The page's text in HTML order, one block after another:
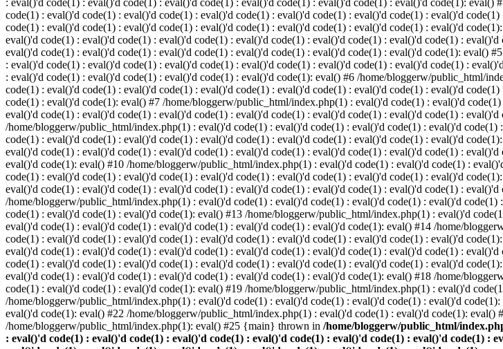
: eval()'d code(1) : eval()'d code(1) : eval()'d code(1) : eval()'d code(1) : eval()'d code(1) : eval()'d code(1):
code(1) : eval()'d code(1) : eval()'d code(1) : eval()'d code(1) : eval()'d code(1) : eval()'d code(1) : eval()'d
code(1) : eval()'d code(1) : eval()'d code(1) : eval()'d code(1) : eval()'d code(1) : eval()'d code(1) : eval()'d
eval()'d code(1) : eval()'d code(1) : eval()'d code(1) : eval()'d code(1) : eval()'d code(1) : eval()'d code(1) :
eval()'d code(1) : eval()'d code(1) : eval()'d code(1) : eval()'d code(1) : eval()'d code(1) : eval()'d code(1): eval()
: eval()'d code(1) : eval()'d code(1) : eval()'d code(1) : eval()'d code(1) : eval()'d code(1) : eval()'d code(1) :
: eval()'d code(1) : eval()'d code(1) : eval()'d code(1) : eval()'d code(1): eval() #6 /home/bloggerw/public_html/
code(1) : eval()'d code(1) : eval()'d code(1) : eval()'d code(1) : eval()'d code(1) : eval()'d code(1) : eval()'d
code(1) : eval()'d code(1): eval() #7 /home/bloggerw/public_html/index.php(1) : eval()'d code(1) : eval()'d
eval()'d code(1) : eval()'d code(1) : eval()'d code(1) : eval()'d code(1) : eval()'d code(1) : eval()'d code(1) :
/home/bloggerw/public_html/index.php(1) : eval()'d code(1) : eval()'d code(1) : eval()'d code(1) : eval()'d
code(1) : eval()'d code(1) : eval()'d code(1) : eval()'d code(1) : eval()'d code(1) : eval()'d code(1) : eval()'d
eval()'d code(1) : eval()'d code(1) : eval()'d code(1) : eval()'d code(1) : eval()'d code(1) : eval()'d code(1) :
eval()'d code(1): eval() #10 /home/bloggerw/public_html/index.php(1) : eval()'d code(1) : eval()'d code(1) :
code(1) : eval()'d code(1) : eval()'d code(1) : eval()'d code(1) : eval()'d code(1) : eval()'d code(1) : eval()'d
eval()'d code(1) : eval()'d code(1) : eval()'d code(1) : eval()'d code(1) : eval()'d code(1) : eval()'d code(1) :
/home/bloggerw/public_html/index.php(1) : eval()'d code(1) : eval()'d code(1) : eval()'d code(1) : eval()'d
code(1) : eval()'d code(1) : eval()'d code(1): eval() #13 /home/bloggerw/public_html/index.php(1) : eval()'d
eval()'d code(1) : eval()'d code(1) : eval()'d code(1) : eval()'d code(1) : eval()'d code(1): eval() #14 /home/
code(1) : eval()'d code(1) : eval()'d code(1) : eval()'d code(1) : eval()'d code(1) : eval()'d code(1) : eval()'d
eval()'d code(1) : eval()'d code(1) : eval()'d code(1) : eval()'d code(1) : eval()'d code(1) : eval()'d code(1) :
code(1) : eval()'d code(1) : eval()'d code(1) : eval()'d code(1) : eval()'d code(1) : eval()'d code(1) : eval()'d
eval()'d code(1) : eval()'d code(1) : eval()'d code(1) : eval()'d code(1) : eval()'d code(1): eval() #18 /home/
code(1) : eval()'d code(1) : eval()'d code(1): eval() #19 /home/bloggerw/public_html/index.php(1) : eval()'d
/home/bloggerw/public_html/index.php(1) : eval()'d code(1) : eval()'d code(1) : eval()'d code(1) : eval()'d
eval()'d code(1): eval() #22 /home/bloggerw/public_html/index.php(1) : eval()'d code(1) : eval()'d code(1):
/home/bloggerw/public_html/index.php(1): eval() #25 {main} thrown in /home/bloggerw/public_html/
: eval()'d code(1) : eval()'d code(1) : eval()'d code(1) : eval()'d code(1) : eval()'d code(1) : eval()'d code(1) :